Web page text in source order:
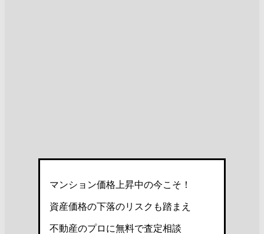
マンション価格上昇中の今こそ！
資産価格の下落のリスクも踏まえ
不動産のプロに無料で査定相談